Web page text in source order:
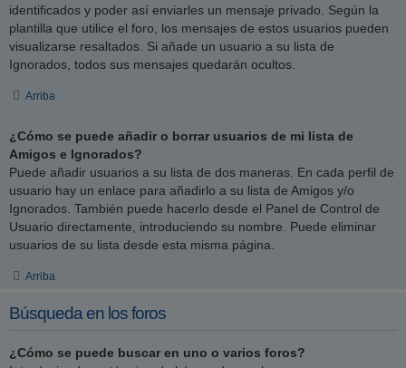
identificados y poder así enviarles un mensaje privado. Según la
plantilla que utilice el foro, los mensajes de estos usuarios pueden
visualizarse resaltados. Si añade un usuario a su lista de
Ignorados, todos sus mensajes quedarán ocultos.
Arriba
¿Cómo se puede añadir o borrar usuarios de mi lista de
Amigos e Ignorados?
Puede añadir usuarios a su lista de dos maneras. En cada perfil de
usuario hay un enlace para añadirlo a su lista de Amigos y/o
Ignorados. También puede hacerlo desde el Panel de Control de
Usuario directamente, introduciendo su nombre. Puede eliminar
usuarios de su lista desde esta misma página.
Arriba
Búsqueda en los foros
¿Cómo se puede buscar en uno o varios foros?